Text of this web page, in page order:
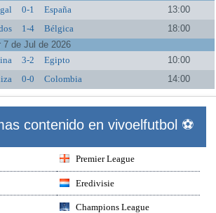
0-1 España
13:00
1-4 Bélgica
18:00
7 de Jul de 2026
3-2 Egipto
10:00
0-0 Colombia 14:00
contenido en vivoelfutbol ⚽
Premier League
Eredivisie
Champions League